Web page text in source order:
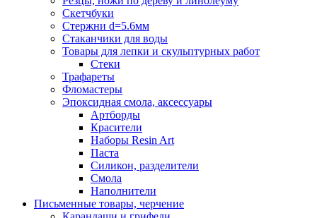
Скетчбуки
Стержни d=5.6мм
Стаканчики для воды
Товары для лепки и скульптурных работ
Стеки
Трафареты
Фломастеры
Эпоксидная смола, аксессуары
Артборды
Красители
Наборы Resin Art
Паста
Силикон, разделители
Смола
Наполнители
Письменные товары, черчение